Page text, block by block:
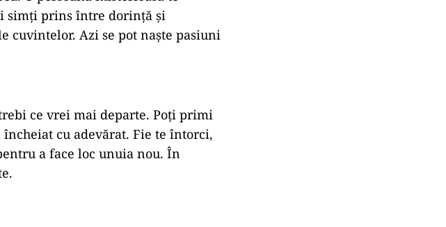
simți prins între dorință și
cuvintelor. Azi se pot naște pasiuni
ce vrei mai departe. Poți primi
cu adevărat. Fie te întorci,
a face loc unuia nou. În